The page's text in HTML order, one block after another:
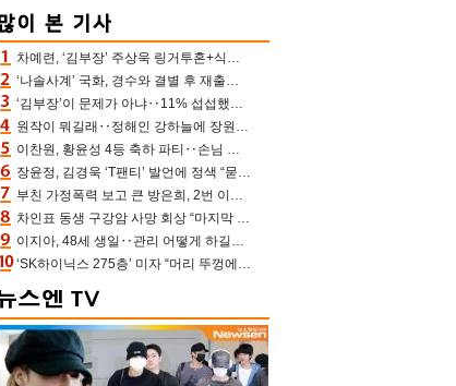
차예련, ‘김부장’ 주상욱 링거투혼+식스팩 비화 “옷 벗는데 아저씨는 안 된다고”(차장금)
‘나솔사계’ 국화, 경수와 결별 후 재출연…첫인상 3표 몰표
‘김부장’이 문제가 아냐‥11% 섭섭했던 ‘재벌X형사2’ 돈·빽 총동원해 컴백 [TV보고서]
원작이 뭐길래‥정해인 강하늘에 장원영까지 참여한 이 영화
이찬원, 황윤성 4등 축하 파티‥손님 모으려 블랙핑크 지수와 친한 척(편스토랑)[어제TV]
장윤정, 김경욱 ‘T팬티’ 발언에 정색 “묻지 않았는데, 그것도 성희롱”(장공장)
부친 가정폭력 보고 큰 방은희, 2번 이혼 후 잠수→母 고독사에 자책(특종세상)[어제TV]
차인표 동생 구강암 사망 회상 “마지막 순간 동생 손 잡아준 신애라, 두고두고 고마워” (신애라이프)
이지아, 48세 생일‥관리 어떻게 하길래 놀라운 동안 미모
‘SK하이닉스 275층’ 미자 “머리 뚜껑에서 사, 주식만 안 해도 돈 버는 것”